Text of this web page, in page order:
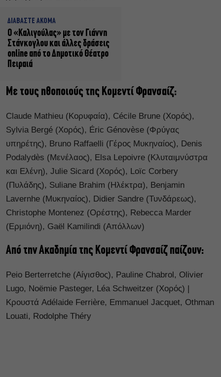
ΔΙΑΒΑΣΤΕ ΑΚΟΜΑ
Ο «Καλιγούλας» με τον Γιάννη
Στάνκογλου και άλλες δράσεις
online από το Δημοτικό Θέατρο
Πειραιά
Με τους ηθοποιούς της Κομεντί Φρανσαίζ:
Claude Mathieu (Κορυφαία), Cécile Brune (Χορός),
Sylvia Bergé (Χορός), Éric Génovèse (Φρύγας
υπηρέτης), Bruno Raffaelli (Γέρος Μυκηναίος), Denis
Podalydès (Μενέλαος), Elsa Lepoivre (Κλυταιμνύστρα
και Ελένη), Julie Sicard (Xορός), Loïc Corbery
(Πυλάδης), Suliane Brahim (Ηλέκτρα), Benjamin
Lavernhe (Μυκηναίος), Didier Sandre (Τυνδάρεως),
Christophe Montenez (Ορέστης), Rebecca Marder
(Ερμιόνη), Gaël Kamilindi (Απόλλων)
Από την Ακαδημία της Κομεντί Φρανσαίζ παίζουν:
Peio Berterretche (Αίγισθος), Pauline Chabrol, Olivier
Lugo, Noëmie Pasteger, Léa Schweitzer (Χορός) |
Κρουστά Adélaide Ferrière, Emmanuel Jacquet, Othman
Louati, Rodolphe Théry